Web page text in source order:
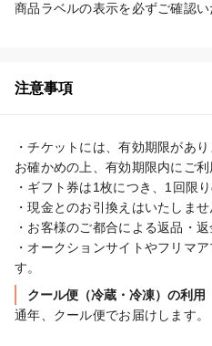
商品ラベルの表示を必ずご確認
注意事項
・チケットには、有効期限があ
お確かめの上、有効期限内にご利
・ギフト券は1枚につき、1回限
・現金とのお引換えはいたしませ
・お客様のご都合による返品・返
・オークションサイトやフリマ
す。
クール便（冷蔵・冷凍）の利用
通年、クール便でお届けします。